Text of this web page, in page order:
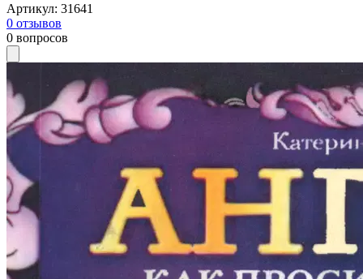
Артикул: 31641
0 отзывов
0 вопросов